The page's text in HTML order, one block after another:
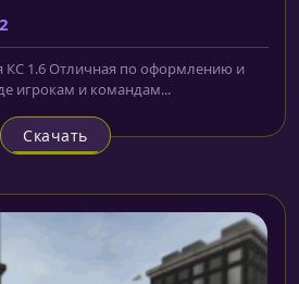
КС 1.6 Отличная по оформлению и
игрокам и командам...
Скачать